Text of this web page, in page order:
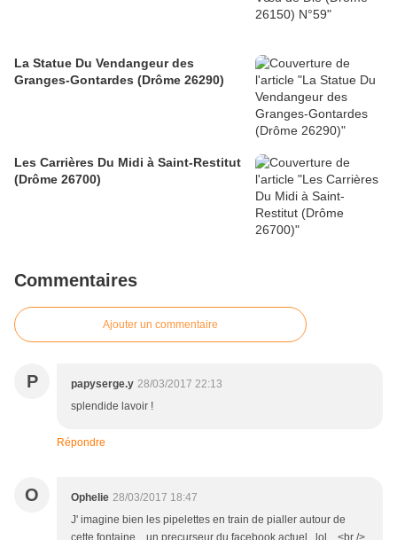
La Statue Du Vendangeur des
Granges-Gontardes (Drôme 26290)
Les Carrières Du Midi à Saint-Restitut
(Drôme 26700)
Commentaires
Ajouter un commentaire
P papyserge.y 28/03/2017 22:13
splendide lavoir !
Répondre
O Ophelie 28/03/2017 18:47
J' imagine bien les pipelettes en train de pialler autour de
cette fontaine....un precurseur du facebook actuel...lol....<br />